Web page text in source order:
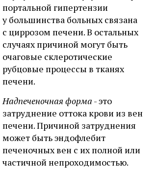
портальной гипертензии
у большинства больных связана
с циррозом печени. В остальных
случаях причиной могут быть
очаговые склеротические
рубцовые процессы в тканях
печени.
Надпеченочная форма - это
затруднение оттока крови из вен
печени. Причиной затруднения
может быть эндофлебит
печеночных вен с их полной или
частичной непроходимостью.